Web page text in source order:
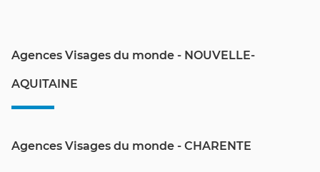
Agences Visages du monde - NOUVELLE-
AQUITAINE
Agences Visages du monde - CHARENTE